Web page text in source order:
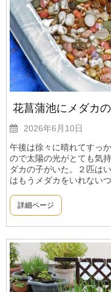
花菖蒲池にメダカ
2026年6月10日
午後は徐々に晴れてすっ
ので太陽の光がとても気
ダカの子がいた。２匹は
はもうメダカをいれない
詳細ページ